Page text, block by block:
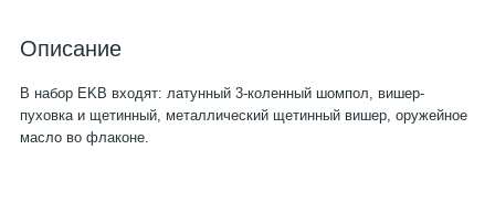
Описание
В набор EKB входят: латунный 3-коленный шомпол, вишер-
пуховка и щетинный, металлический щетинный вишер, оружейное
масло во флаконе.